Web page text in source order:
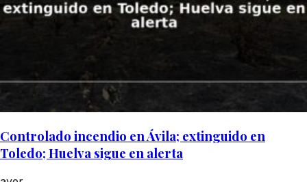
Controlado incendio en Ávila; extinguido en
Toledo; Huelva sigue en alerta